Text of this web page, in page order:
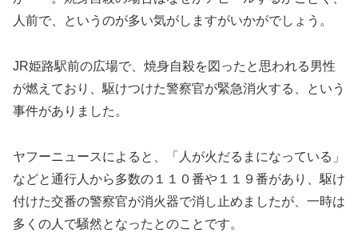
人前で、というのが多い気がしますがいかがでしょう。
JR姫路駅前の広場で、焼身自殺を図ったと思われる男性
が燃えており、駆けつけた警察官が緊急消火する、という
事件がありました。
ヤフーニュースによると、「人が火だるまになっている」
などと通行人から多数の１１０番や１１９番があり、駆け
付けた交番の警察官が消火器で消し止めましたが、一時は
多くの人で騒然となったとのことです。